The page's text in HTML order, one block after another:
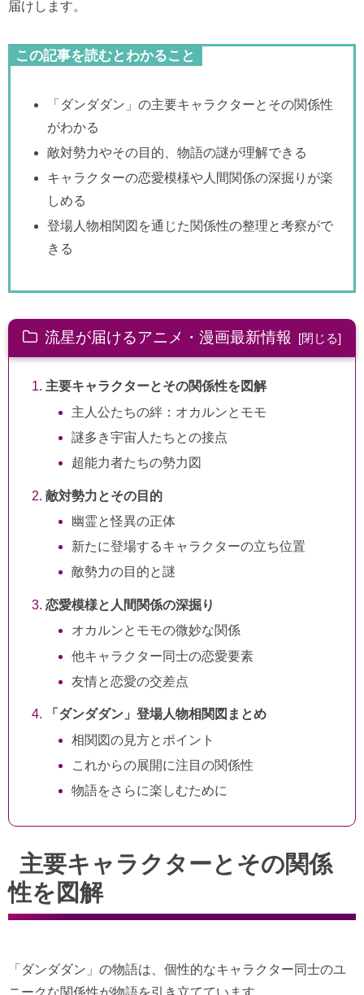
届けします。
この記事を読むとわかること
「ダンダダン」の主要キャラクターとその関係性
がわかる
敵対勢力やその目的、物語の謎が理解できる
キャラクターの恋愛模様や人間関係の深掘りが楽
しめる
登場人物相関図を通じた関係性の整理と考察がで
きる
流星が届けるアニメ・漫画最新情報
主要キャラクターとその関係性を図解
主人公たちの絆：オカルンとモモ
謎多き宇宙人たちとの接点
超能力者たちの勢力図
敵対勢力とその目的
幽霊と怪異の正体
新たに登場するキャラクターの立ち位置
敵勢力の目的と謎
恋愛模様と人間関係の深掘り
オカルンとモモの微妙な関係
他キャラクター同士の恋愛要素
友情と恋愛の交差点
「ダンダダン」登場人物相関図まとめ
相関図の見方とポイント
これからの展開に注目の関係性
物語をさらに楽しむために
主要キャラクターとその関係
性を図解
「ダンダダン」の物語は、個性的なキャラクター同士のユ
ニークな関係性が物語を引き立てています。